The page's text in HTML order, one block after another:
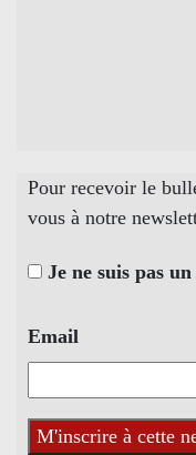
Pour recevoir le
vous à notre
Je ne suis pas
Email